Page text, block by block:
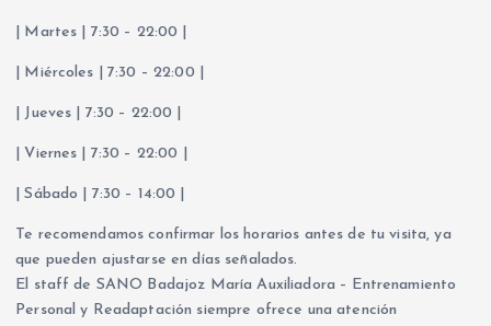
| Martes | 7:30 – 22:00 |
| Miércoles | 7:30 – 22:00 |
| Jueves | 7:30 – 22:00 |
| Viernes | 7:30 – 22:00 |
| Sábado | 7:30 – 14:00 |
Te recomendamos confirmar los horarios antes de tu visita, ya
que pueden ajustarse en días señalados.
El staff de SANO Badajoz María Auxiliadora – Entrenamiento
Personal y Readaptación siempre ofrece una atención